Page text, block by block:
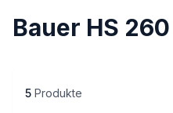
Bauer HS
5 Produkte